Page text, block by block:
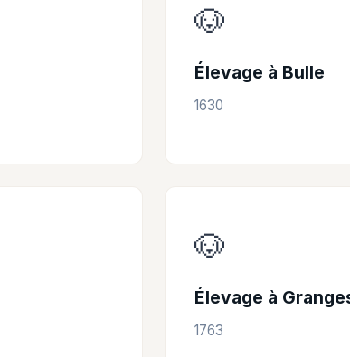
🐶
Élevage à Bulle
1630
🐶
Élevage à
1763